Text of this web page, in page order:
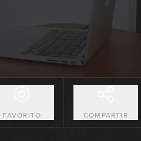
FAVORITO COMPARTIR
Construyendo líneas Walking
sobre 2-5-1 menores
Práctica: Tune Up
El Jazz Blues